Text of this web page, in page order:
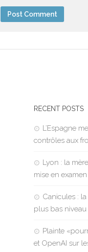
RECENT POSTS
L’Espagne
contrôles aux
Lyon : la
mise en
Canicules :
plus bas
Plainte
et OpenAI sur